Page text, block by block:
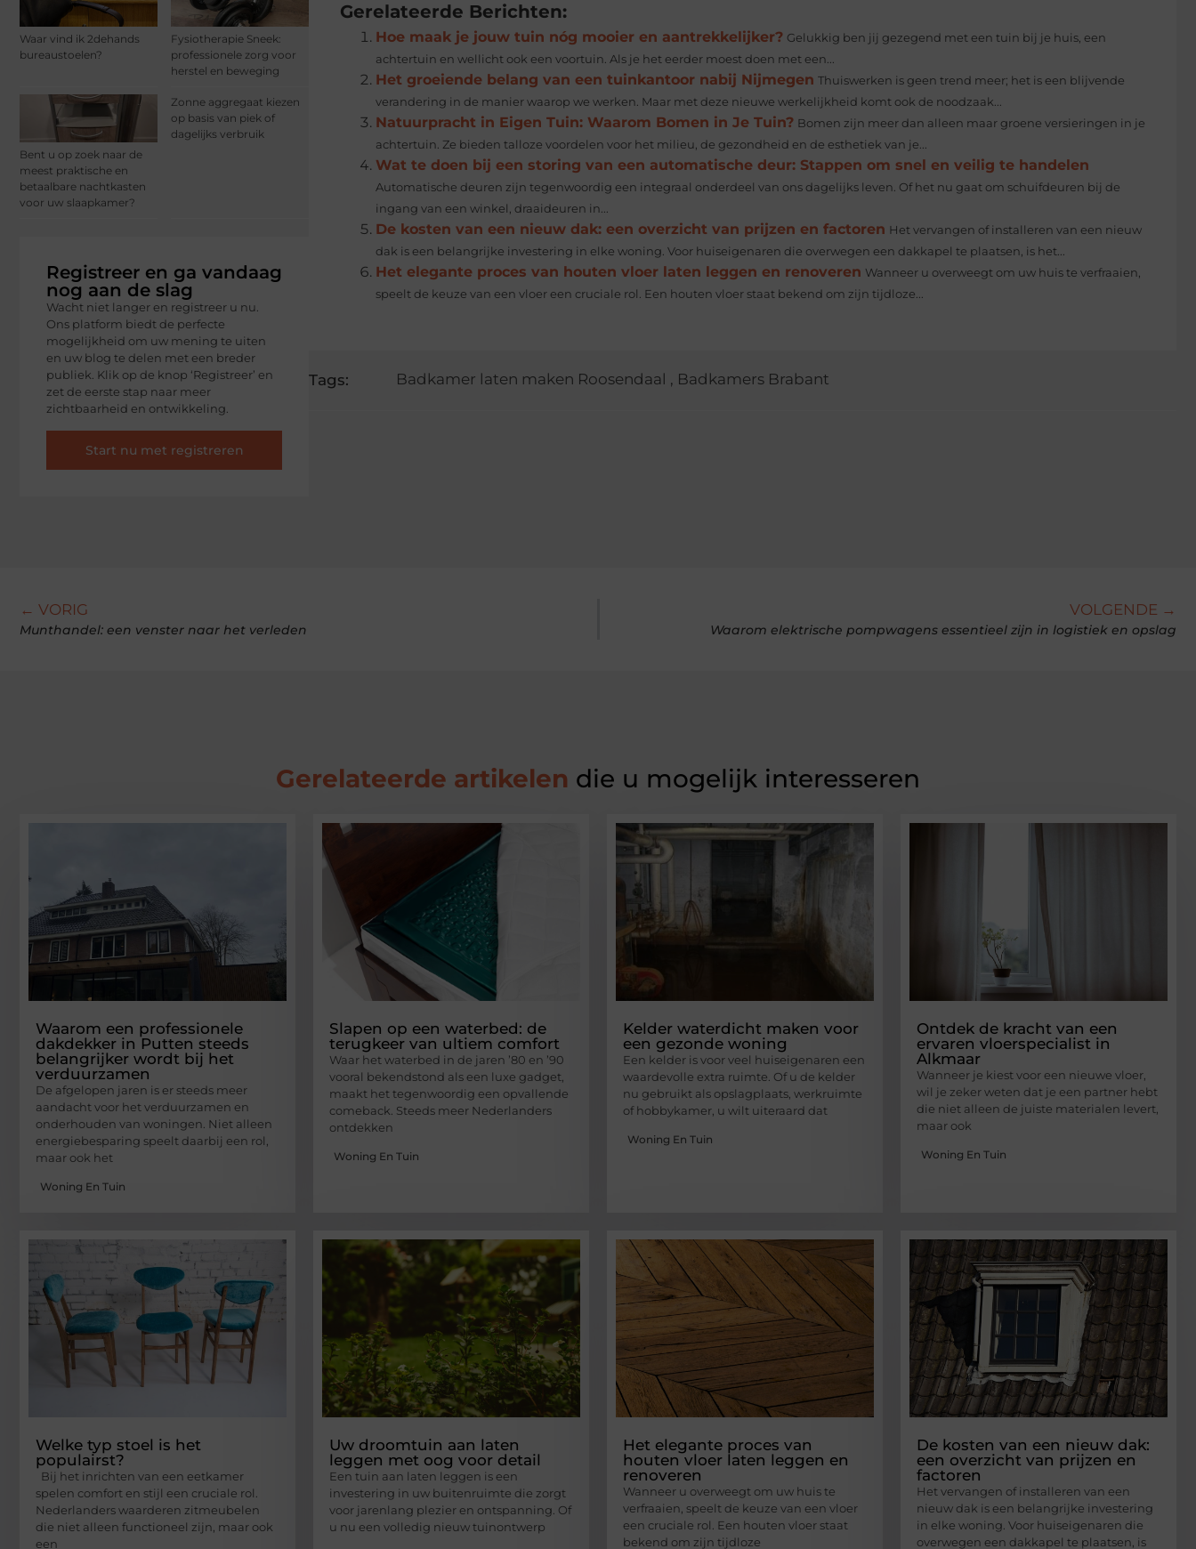
Waar vind ik 2dehands
bureaustoelen?
Fysiotherapie Sneek:
professionele zorg voor
herstel en beweging
Bent u op zoek naar de
meest praktische en
betaalbare nachtkasten
voor uw slaapkamer?
Zonne aggregaat kiezen
op basis van piek of
dagelijks verbruik
Registreer en ga vandaag
nog aan de slag
Wacht niet langer en registreer u nu.
Ons platform biedt de perfecte
mogelijkheid om uw mening te uiten
en uw blog te delen met een breder
publiek. Klik op de knop ‘Registreer’ en
zet de eerste stap naar meer
zichtbaarheid en ontwikkeling.
Start nu met registreren
Gerelateerde Berichten:
Hoe maak je jouw tuin nóg mooier en aantrekkelijker? Gelukkig ben jij gezegend met een tuin bij je huis, een
achtertuin en wellicht ook een voortuin. Als je het eerder moest doen met een...
Het groeiende belang van een tuinkantoor nabij Nijmegen Thuiswerken is geen trend meer; het is een blijvende
verandering in de manier waarop we werken. Maar met deze nieuwe werkelijkheid komt ook de noodzaak...
Natuurpracht in Eigen Tuin: Waarom Bomen in Je Tuin? Bomen zijn meer dan alleen maar groene versieringen in je
achtertuin. Ze bieden talloze voordelen voor het milieu, de gezondheid en de esthetiek van je...
Wat te doen bij een storing van een automatische deur: Stappen om snel en veilig te handelen
Automatische deuren zijn tegenwoordig een integraal onderdeel van ons dagelijks leven. Of het nu gaat om schuifdeuren bij de
ingang van een winkel, draaideuren in...
De kosten van een nieuw dak: een overzicht van prijzen en factoren Het vervangen of installeren van een nieuw
dak is een belangrijke investering in elke woning. Voor huiseigenaren die overwegen een dakkapel te plaatsen, is het...
Het elegante proces van houten vloer laten leggen en renoveren Wanneer u overweegt om uw huis te verfraaien,
speelt de keuze van een vloer een cruciale rol. Een houten vloer staat bekend om zijn tijdloze...
Tags: Badkamer laten maken Roosendaal , Badkamers Brabant
← VORIG
Munthandel: een venster naar het verleden
VOLGENDE →
Waarom elektrische pompwagens essentieel zijn in logistiek en opslag
Gerelateerde artikelen die u mogelijk interesseren
Waarom een professionele
dakdekker in Putten steeds
belangrijker wordt bij het
verduurzamen
De afgelopen jaren is er steeds meer
aandacht voor het verduurzamen en
onderhouden van woningen. Niet alleen
energiebesparing speelt daarbij een rol,
maar ook het
Woning En Tuin
Slapen op een waterbed: de
terugkeer van ultiem comfort
Waar het waterbed in de jaren ’80 en ’90
vooral bekendstond als een luxe gadget,
maakt het tegenwoordig een opvallende
comeback. Steeds meer Nederlanders
ontdekken
Woning En Tuin
Kelder waterdicht maken voor
een gezonde woning
Een kelder is voor veel huiseigenaren een
waardevolle extra ruimte. Of u de kelder
nu gebruikt als opslagplaats, werkruimte
of hobbykamer, u wilt uiteraard dat
Woning En Tuin
Ontdek de kracht van een
ervaren vloerspecialist in
Alkmaar
Wanneer je kiest voor een nieuwe vloer,
wil je zeker weten dat je een partner hebt
die niet alleen de juiste materialen levert,
maar ook
Woning En Tuin
Welke typ stoel is het
populairst?
Bij het inrichten van een eetkamer
spelen comfort en stijl een cruciale rol.
Nederlanders waarderen zitmeubelen
die niet alleen functioneel zijn, maar ook
een
Uw droomtuin aan laten
leggen met oog voor detail
Een tuin aan laten leggen is een
investering in uw buitenruimte die zorgt
voor jarenlang plezier en ontspanning. Of
u nu een volledig nieuw tuinontwerp
Het elegante proces van
houten vloer laten leggen en
renoveren
Wanneer u overweegt om uw huis te
verfraaien, speelt de keuze van een vloer
een cruciale rol. Een houten vloer staat
bekend om zijn tijdloze
De kosten van een nieuw dak:
een overzicht van prijzen en
factoren
Het vervangen of installeren van een
nieuw dak is een belangrijke investering
in elke woning. Voor huiseigenaren die
overwegen een dakkapel te plaatsen, is